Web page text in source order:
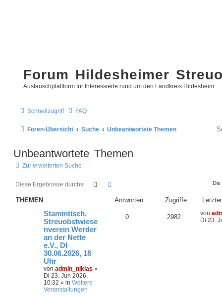
Forum Hildesheimer
Austauschplattform für Interessierte rund um den Landkreis Hildesheim
Schnellzugriff FAQ
Foren-Übersicht Suche Unbeantwortete Themen
Unbeantwortete Themen
Zur erweiterten Suche
Suche
THEMEN Antworten Zugriffe
Stammtisch,
Streuobstwiese
nverein Werder
an der Nette
e.V., DI
30.06.2026, 18
Uhr
von admin_niklas »
Di 23. Jun 2026,
10:32 » in Weitere
Veranstaltungen
0 2982 von
Di 23.